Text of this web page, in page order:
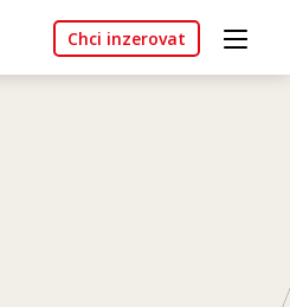
Chci inzerovat